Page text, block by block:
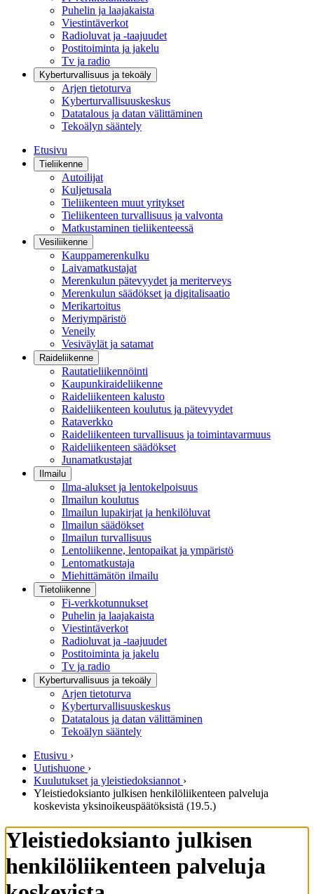
Puhelin ja laajakaista
Viestintäverkot
Radioluvat ja -taajuudet
Postitoiminta ja jakelu
Tv ja radio
Kyberturvallisuus ja tekoäly
Arjen tietoturva
Kyberturvallisuuskeskus
Datatalous ja datan välittäminen
Tekoälyn sääntely
Etusivu
Tieliikenne
Autoilijat
Kuljetusala
Tieliikenteen muut yritykset
Tieliikenteen turvallisuus ja valvonta
Matkustaminen tieliikenteessä
Vesiliikenne
Kauppamerenkulku
Laivamatkustajat
Merenkulun pätevyydet ja meriterveys
Merenkulun säädökset ja digitalisaatio
Merikartoitus
Meriympäristö
Veneily
Vesiväylät ja satamat
Raideliikenne
Rautatieliikennöinti
Kaupunkiraideliikenne
Raideliikenteen kalusto
Raideliikenteen koulutus ja pätevyydet
Rataverkko
Raideliikenteen turvallisuus ja toimintavarmuus
Raideliikenteen säädökset
Junamatkustajat
Ilmailu
Ilma-alukset ja lentokelpoisuus
Ilmailun koulutus
Ilmailun lupakirjat ja henkilöluvat
Ilmailun säädökset
Ilmailun turvallisuus
Lentoliikenne, lentopaikat ja ympäristö
Lentomatkustaja
Miehittämätön ilmailu
Tietoliikenne
Fi-verkkotunnukset
Puhelin ja laajakaista
Viestintäverkot
Radioluvat ja -taajuudet
Postitoiminta ja jakelu
Tv ja radio
Kyberturvallisuus ja tekoäly
Arjen tietoturva
Kyberturvallisuuskeskus
Datatalous ja datan välittäminen
Tekoälyn sääntely
Etusivu ›
Uutishuone ›
Kuulutukset ja yleistiedoksiannot ›
Yleistiedoksianto julkisen henkilöliikenteen palveluja
koskevista yksinoikeuspäätöksistä (19.5.)
Yleistiedoksianto julkisen
henkilöliikenteen palveluja